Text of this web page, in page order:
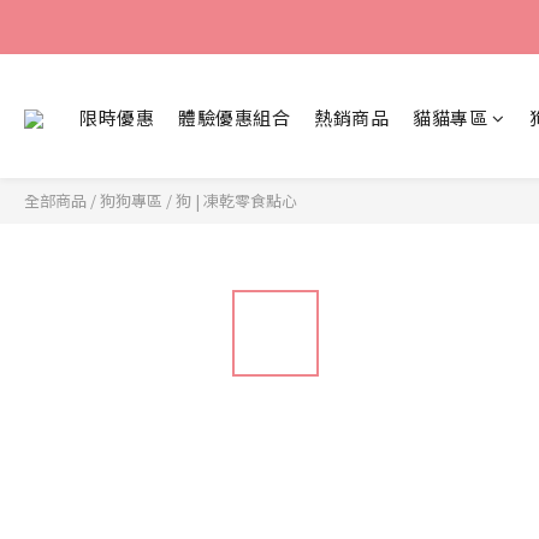
限時優惠 體驗優惠組合 熱銷商品 貓貓專區
全部商品 /狗狗專區 /狗 | 凍乾零食點心